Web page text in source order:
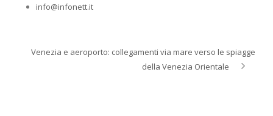
info@infonett.it
Venezia e aeroporto: collegamenti via mare verso le spiagge
della Venezia Orientale